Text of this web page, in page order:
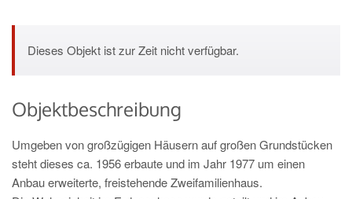
Dieses Objekt ist zur Zeit nicht verfügbar.
Objektbeschreibung
Umgeben von großzügigen Häusern auf großen Grundstücken
steht dieses ca. 1956 erbaute und im Jahr 1977 um einen
Anbau erweiterte, freistehende Zweifamilienhaus.